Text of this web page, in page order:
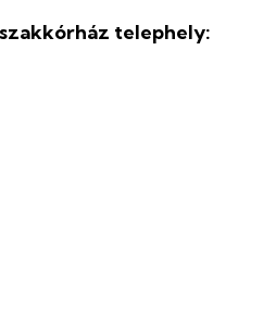
telephely: